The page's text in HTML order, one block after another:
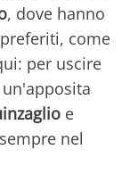
, dove hanno
come
per uscire
e
nel